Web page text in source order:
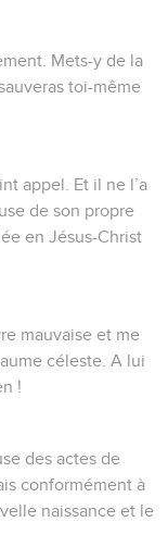
Mets-y de la
toi-même
appel. Et il ne l’a
de son propre
en Jésus-Christ
mauvaise et me
céleste. A lui
!
des actes de
conformément à
naissance et le